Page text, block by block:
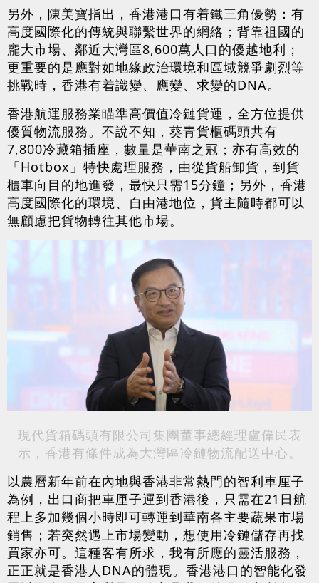
另外，陳美寶指出，香港港口有着鐵三角優勢：有
高度國際化的傳統與聯繫世界的網絡；背靠祖國的
龐大市場、鄰近大灣區8,600萬人口的優越地利；
更重要的是應對如地緣政治環境和區域競爭劇烈等
挑戰時，香港有着識變、應變、求變的DNA。
香港航運服務業瞄準高價值冷鏈貨運，全方位提供
優質物流服務。不說不知，葵青貨櫃碼頭共有
7,800冷藏箱插座，數量是華南之冠；亦有高效的
「Hotbox」特快處理服務，由從貨船卸貨，到貨
櫃車向目的地進發，最快只需15分鐘；另外，香港
高度國際化的環境、自由港地位，貨主隨時都可以
無顧慮把貨物轉往其他市場。
現代貨箱碼頭有限公司集團董事總經理盧偉民表
示，香港有條件成為大灣區冷鏈物流配送中心。
以農曆新年前在內地與香港非常熱門的智利車厘子
為例，出口商把車厘子運到香港後，只需在21日航
程上多加幾個小時即可轉運到華南各主要蔬果市場
銷售；若突然遇上市場變動，想使用冷鏈儲存再找
買家亦可。這種客有所求，我有所應的靈活服務，
正正就是香港人DNA的體現。香港港口的智能化發